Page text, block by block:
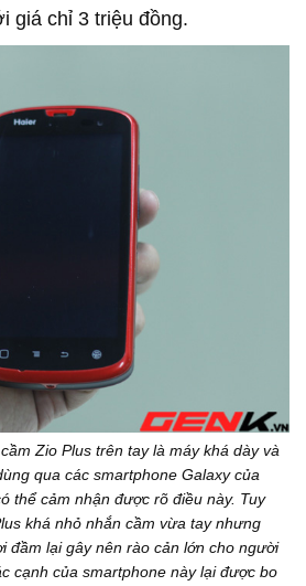
giá chỉ 3 triệu đồng.
Zio Plus trên tay là máy khá dày và
qua các smartphone Galaxy của
thể cảm nhận được rõ điều này. Tuy
khá nhỏ nhắn cầm vừa tay nhưng
đầm lại gây nên rào cản lớn cho người
cạnh của smartphone này lại được bo